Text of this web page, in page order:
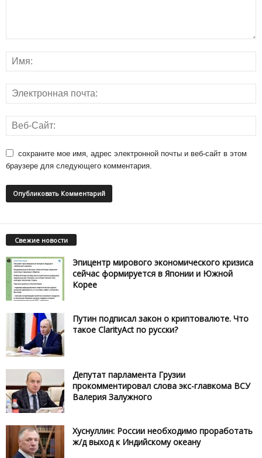
сохраните мое имя, адрес электронной почты и веб-сайт в этом
браузере для следующего комментария.
Свежие новости
Эпицентр мирового экономического кризиса
сейчас формируется в Японии и Южной
Корее
Путин подписал закон о криптовалюте. Что
такое ClarityAct по русски?
Депутат парламента Грузии
прокомментировал слова экс-главкома ВСУ
Валерия Залужного
Хуснуллин: России необходимо проработать
ж/д выход к Индийскому океану